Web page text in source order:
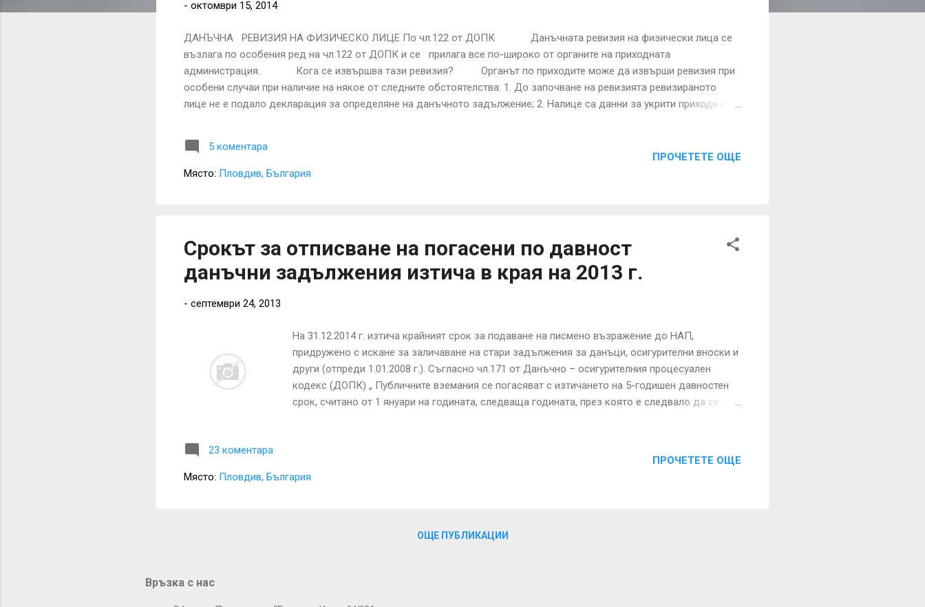
- октомври 15, 2014
ДАНЪЧНА РЕВИЗИЯ НА ФИЗИЧЕСКО ЛИЦЕ По чл.122 от ДОПК Данъчната ревизия на физически лица се
възлага по особения ред на чл.122 от ДОПК и се прилага все по-широко от органите на приходната
администрация. Кога се извършва тази ревизия? Органът по приходите може да извърши ревизия при
особени случаи при наличие на някое от следните обстоятелства: 1. До започване на ревизията ревизираното
лице не е подало декларация за определяне на данъчното задължение; 2. Налице са данни за укрити приходи и
необходими за установяване на данъчната основа, не могат да бъдат получени от лицето, защото н...
5 коментара
Място: Пловдив, България
ПРОЧЕТЕТЕ ОЩЕ
Срокът за отписване на погасени по давност
данъчни задължения изтича в края на 2013 г.
- септември 24, 2013
На 31.12.2014 г. изтича крайният срок за подаване на писмено възражение до НАП,
придружено с искане за заличаване на стари задължения за данъци, осигурителни вноски и
други (отпреди 1.01.2008 г.). Съгласно чл.171 от Данъчно – осигурителния процесуален
кодекс (ДОПК) „ Публичните вземания се погасяват с изтичането на 5-годишен давностен
срок, считано от 1 януари на годината, следваща годината, през която е следвало да се
се поиска писмена справка по чл.87 ал.6 от ДОПК в офисите на НАП или да се извърши
електронна справка в сайта на НАП. Справките показват всички задължения и плащания
23 коментара
Място: Пловдив, България
ПРОЧЕТЕТЕ ОЩЕ
ОЩЕ ПУБЛИКАЦИИ
Връзка с нас